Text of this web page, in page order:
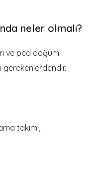
neler olmalı?
ve ped doğum
gerekenlerdendir.
takımı,